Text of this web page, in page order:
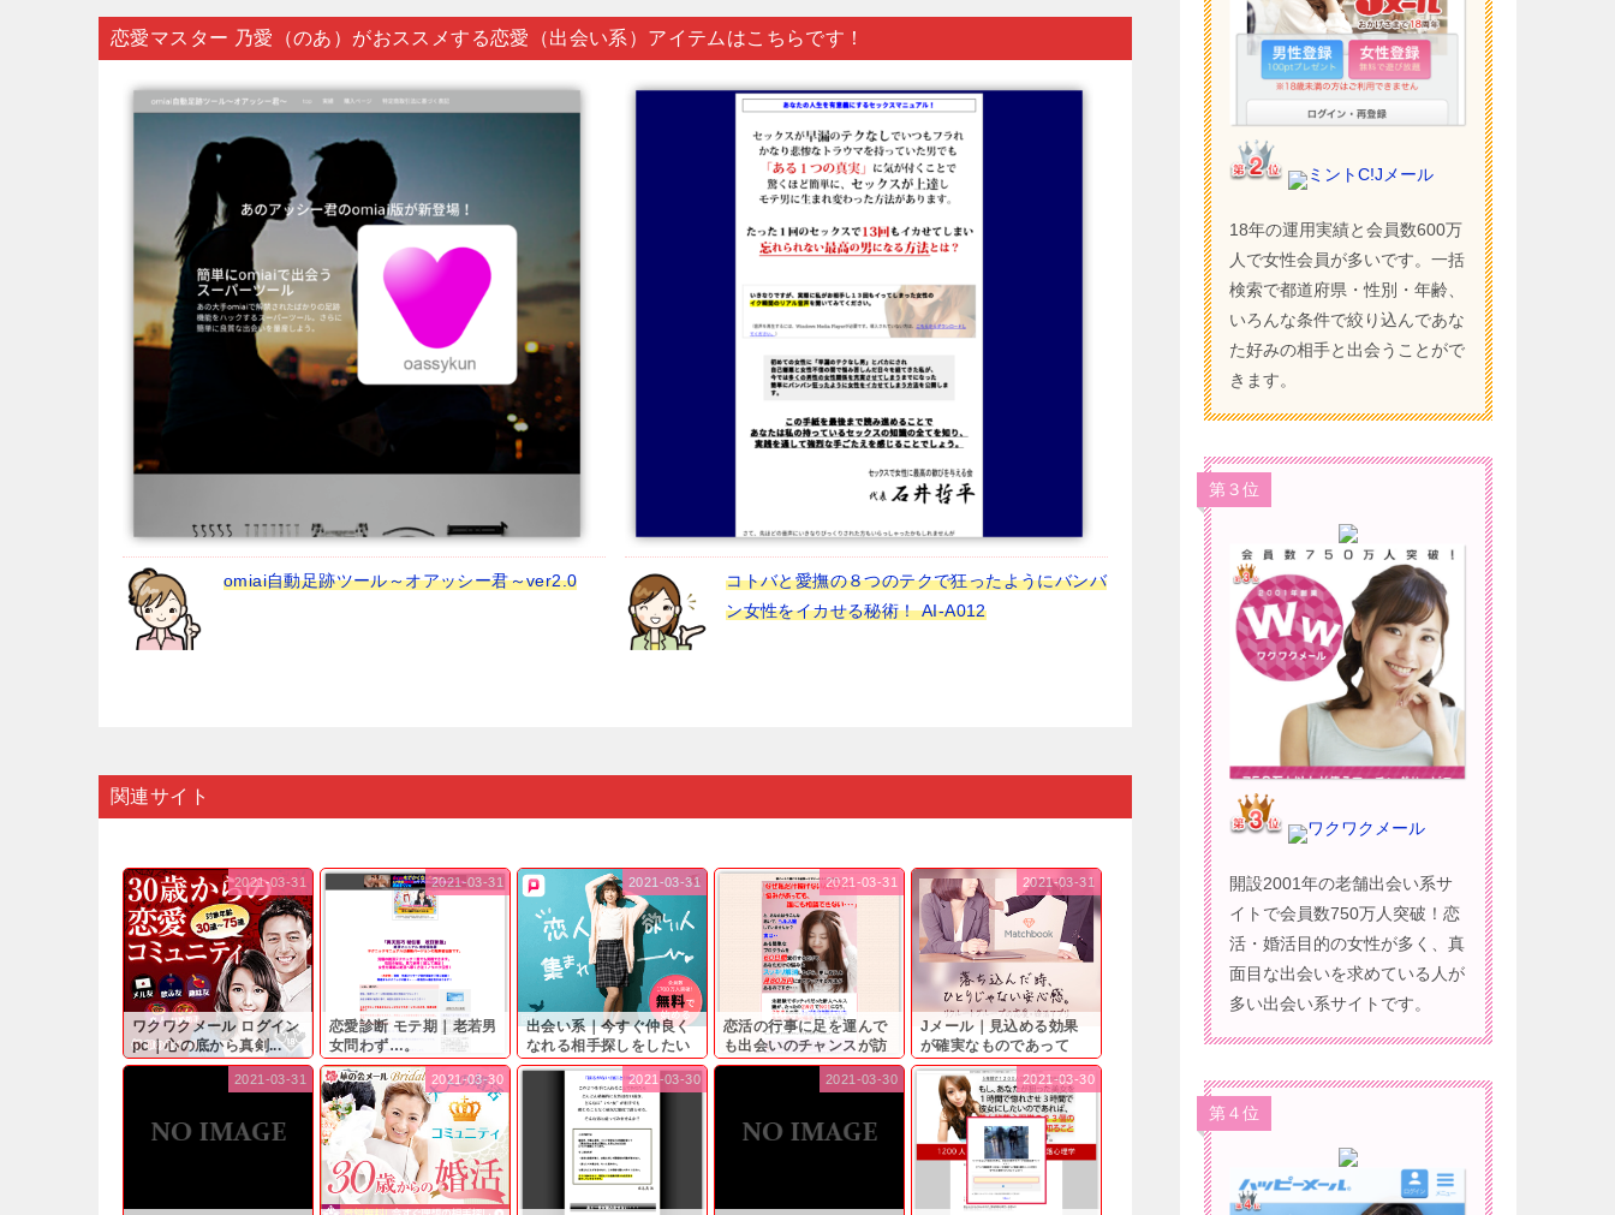
恋愛マスター 乃愛（のあ）がおススメする恋愛（出会い系）アイテムはこちらです！
omiai自動足跡ツール～オアッシー君～ver2.0
コトバと愛撫の８つのテクで狂ったようにバンバ
ン女性をイカせる秘術！ AI-A012
関連サイト
ワクワクメール ログイン
pc｜心の底から真剣...
2021-03-31
恋愛診断 モテ期｜老若男
女問わず…。
2021-03-31
出会い系｜今すぐ仲良く
なれる相手探しをしたい
と...
2021-03-31
恋活の行事に足を運んで
も出会いのチャンスが訪
れ...
2021-03-31
Jメール｜見込める効果
が確実なものであって
も…...
2021-03-31
2021-03-31 2021-03-30 2021-03-30 2021-03-30 2021-03-30
ミントC!Jメール
18年の運用実績と会員数600万
人で女性会員が多いです。一括
検索で都道府県・性別・年齢、
いろんな条件で絞り込んであな
た好みの相手と出会うことがで
きます。
第３位
ワクワクメール
開設2001年の老舗出会い系サ
イトで会員数750万人突破！恋
活・婚活目的の女性が多く、真
面目な出会いを求めている人が
多い出会い系サイトです。
第４位